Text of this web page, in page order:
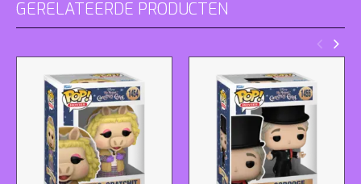
GERELATEERDE PRODUCTEN